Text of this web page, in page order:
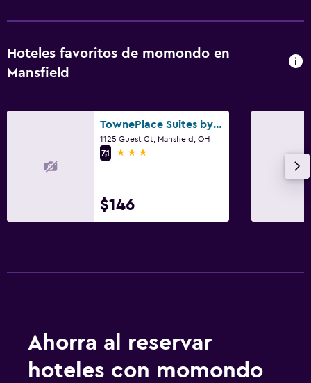
Hoteles favoritos de momondo en
Mansfield
TownePlace Suites by Marriott Mansfield Ontario
1125 Guest Ct, Mansfield, OH
7,1
3 estrellas
$146
Ahorra al reservar
hoteles con momondo